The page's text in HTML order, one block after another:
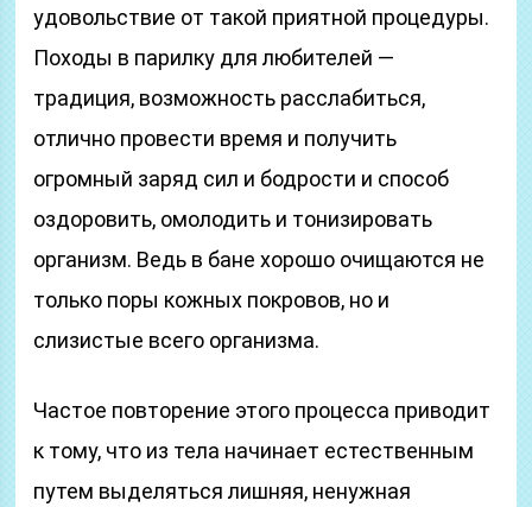
удовольствие от такой приятной процедуры.
Походы в парилку для любителей —
традиция, возможность расслабиться,
отлично провести время и получить
огромный заряд сил и бодрости и способ
оздоровить, омолодить и тонизировать
организм. Ведь в бане хорошо очищаются не
только поры кожных покровов, но и
слизистые всего организма.
Частое повторение этого процесса приводит
к тому, что из тела начинает естественным
путем выделяться лишняя, ненужная